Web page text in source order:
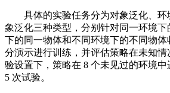
具体的实验任务分为对象泛化、环
象泛化三种类型，分别针对同一环境
下的同一物体和不同环境下的不同物
分演示进行训练，并评估策略在未知
验设置下，策略在 8 个未见过的环境
5 次试验。